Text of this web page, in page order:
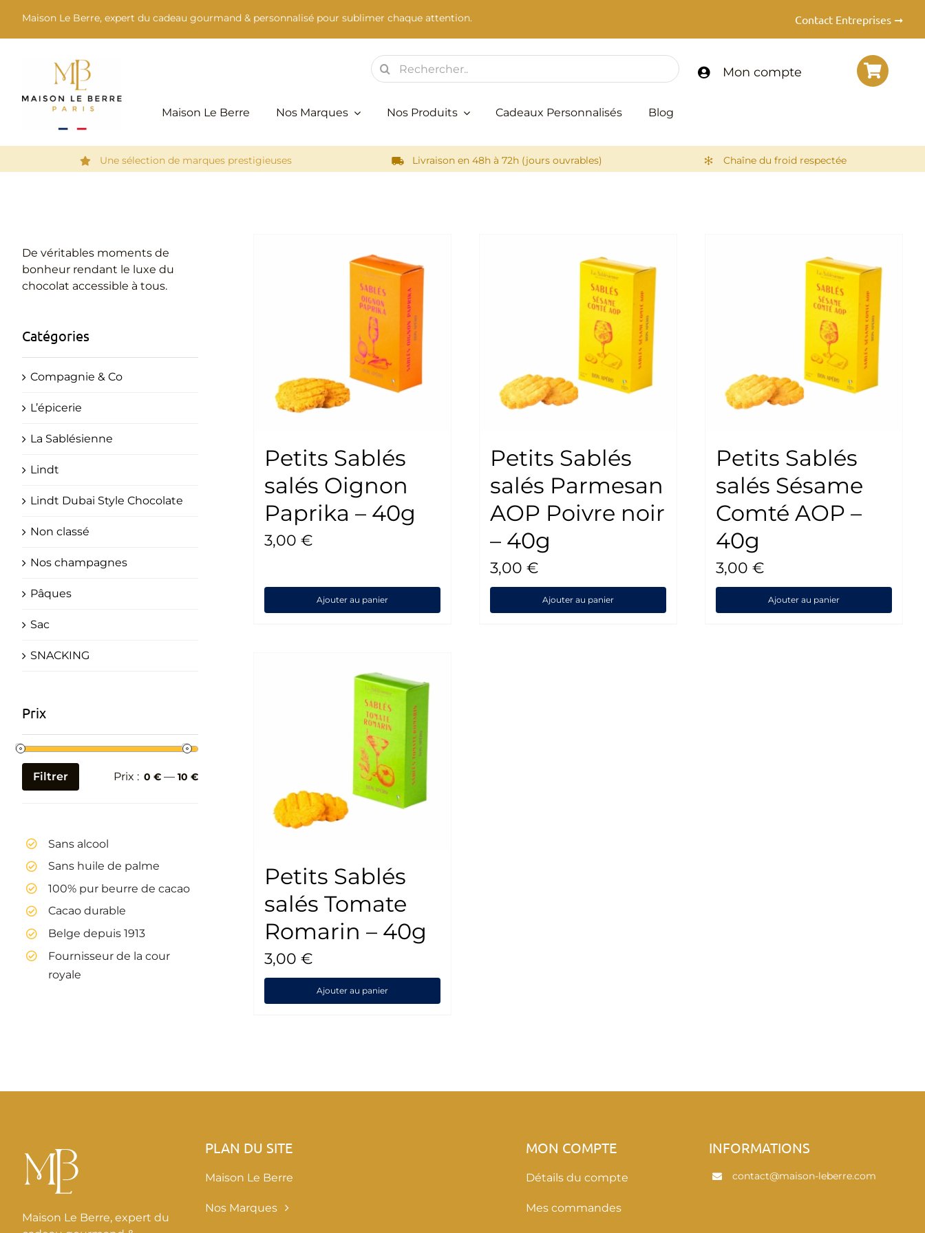
contenu
Maison Le Berre, expert du cadeau gourmand & personnalisé pour sublimer chaque attention. Contact Entreprises ➞
Rechercher:
Maison Le Berre Nos Marques Nos Produits Cadeaux Personnalisés Blog
Mon compte
Une sélection de marques prestigieuses Livraison en 48h à 72h (jours ouvrables) Chaîne du froid respectée
Petits Sablés
salés Oignon
Paprika – 40g
3,00 €
Ajouter au panier
Petits Sablés
salés Parmesan
AOP Poivre noir
– 40g
3,00 €
Ajouter au panier
Petits Sablés
salés Sésame
Comté AOP –
40g
3,00 €
Ajouter au panier
Petits Sablés
salés Tomate
Romarin – 40g
3,00 €
Ajouter au panier
De véritables moments de
bonheur rendant le luxe du
chocolat accessible à tous.
Catégories
Compagnie & Co
L’épicerie
La Sablésienne
Lindt
Lindt Dubai Style Chocolate
Non classé
Nos champagnes
Pâques
Sac
SNACKING
Prix
Prix
Prix
Filtrer Prix : 0 € — 10 €
Sans alcool
Sans huile de palme
100% pur beurre de cacao
Cacao durable
Belge depuis 1913
Fournisseur de la cour
royale
Maison Le Berre, expert du
PLAN DU SITE
Maison Le Berre
Nos Marques
MON COMPTE
Détails du compte
Mes commandes
INFORMATIONS
contact@maison-leberre.com